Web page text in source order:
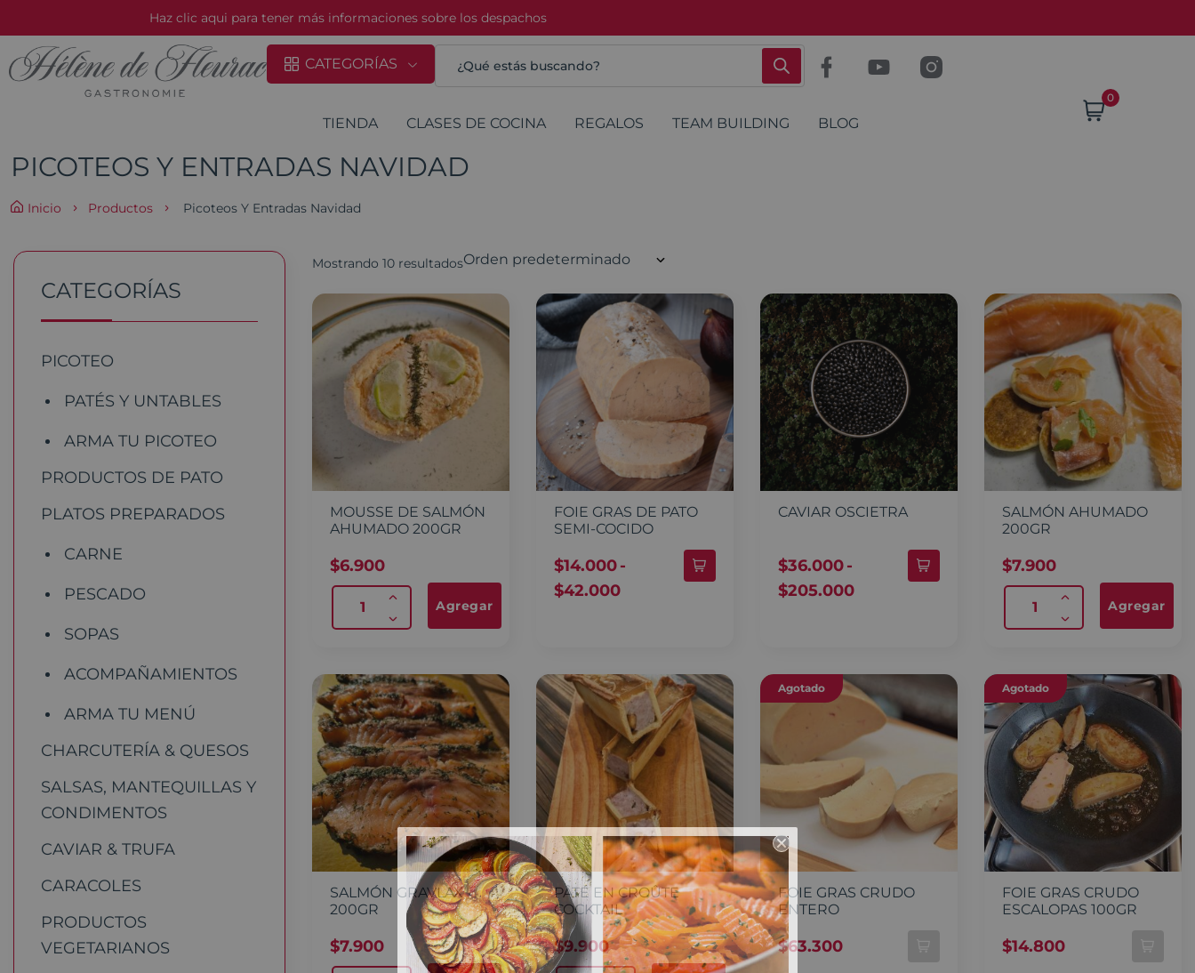
Haz clic aqui para tener más informaciones sobre los despachos
CATEGORÍAS
TIENDA CLASES DE COCINA REGALOS TEAM BUILDING BLOG
0
PICOTEOS Y ENTRADAS NAVIDAD
Inicio Productos Picoteos Y Entradas Navidad
Mostrando 10 resultados
MOUSSE DE SALMÓN
AHUMADO 200GR
$6.900
Agregar
FOIE GRAS DE PATO
SEMI-COCIDO
$14.000-
$42.000
CAVIAR OSCIETRA
$36.000-
$205.000
SALMÓN AHUMADO
200GR
$7.900
Agregar
SALMÓN GRAVLAX
200GR
$7.900
PÂTÉ EN CROÛTE
COCKTAIL
$9.900
Agotado
FOIE GRAS CRUDO
ENTERO
$63.300
Agotado
FOIE GRAS CRUDO
ESCALOPAS 100GR
$14.800
CATEGORÍAS
PICOTEO
PATÉS Y UNTABLES
ARMA TU PICOTEO
PRODUCTOS DE PATO
PLATOS PREPARADOS
CARNE
PESCADO
SOPAS
ACOMPAÑAMIENTOS
ARMA TU MENÚ
CHARCUTERÍA & QUESOS
SALSAS, MANTEQUILLAS Y
CONDIMENTOS
CAVIAR & TRUFA
CARACOLES
PRODUCTOS
VEGETARIANOS